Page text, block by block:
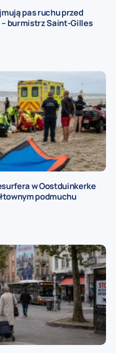
pas ruchu przed
burmistrz Saint-Gilles
w Oostduinkerke
podmuchu